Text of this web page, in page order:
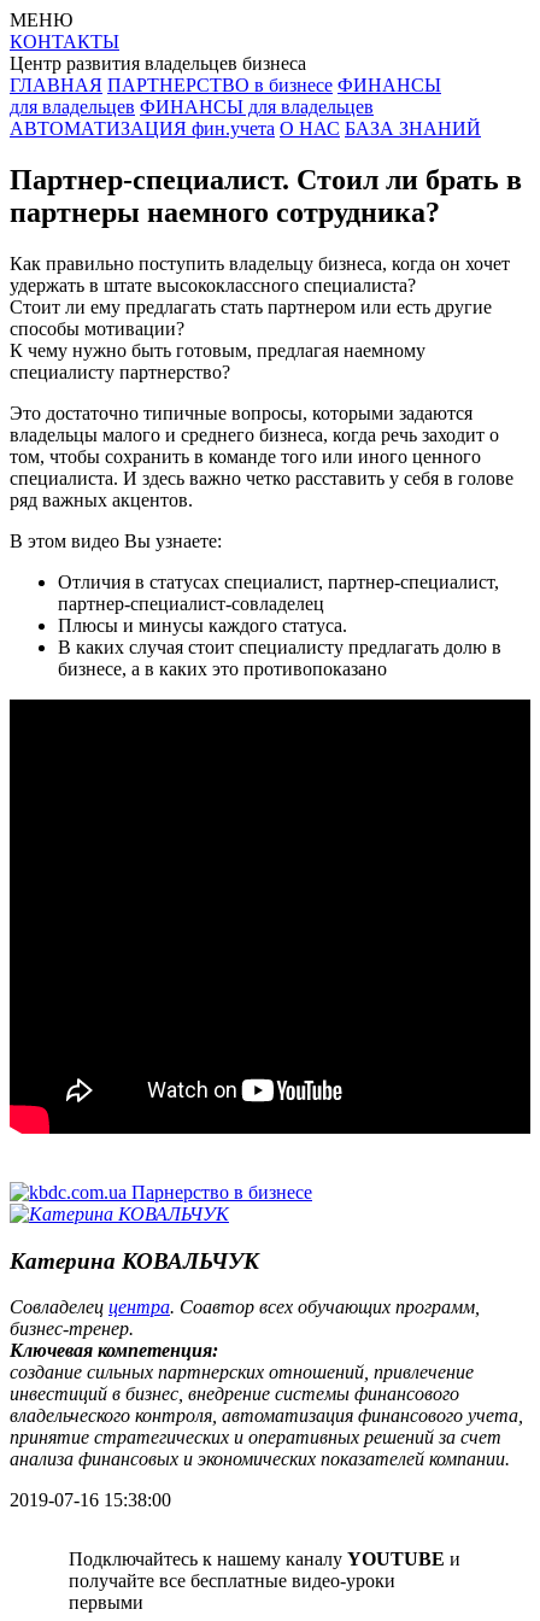
МЕНЮ
КОНТАКТЫ
Центр развития владельцев бизнеса
ГЛАВНАЯ ПАРТНЕРСТВО в бизнесе ФИНАНСЫ
для владельцев ФИНАНСЫ для владельцев
АВТОМАТИЗАЦИЯ фин.учета О НАС БАЗА ЗНАНИЙ
Партнер-специалист. Стоил ли брать в
партнеры наемного сотрудника?
Как правильно поступить владельцу бизнеса, когда он хочет
удержать в штате высококлассного специалиста?
Стоит ли ему предлагать стать партнером или есть другие
способы мотивации?
К чему нужно быть готовым, предлагая наемному
специалисту партнерство?
Это достаточно типичные вопросы, которыми задаются
владельцы малого и среднего бизнеса, когда речь заходит о
том, чтобы сохранить в команде того или иного ценного
специалиста. И здесь важно четко расставить у себя в голове
ряд важных акцентов.
В этом видео Вы узнаете:
Отличия в статусах специалист, партнер-специалист,
партнер-специалист-совладелец
Плюсы и минусы каждого статуса.
В каких случая стоит специалисту предлагать долю в
бизнесе, а в каких это противопоказано
Катерина КОВАЛЬЧУК
Совладелец центра. Соавтор всех обучающих программ,
бизнес-тренер.
Ключевая компетенция:
создание сильных партнерских отношений, привлечение
инвестиций в бизнес, внедрение системы финансового
владельческого контроля, автоматизация финансового учета,
принятие стратегических и оперативных решений за счет
анализа финансовых и экономических показателей компании.
2019-07-16 15:38:00
Подключайтесь к нашему каналу YOUTUBE и
получайте все бесплатные видео-уроки
первыми